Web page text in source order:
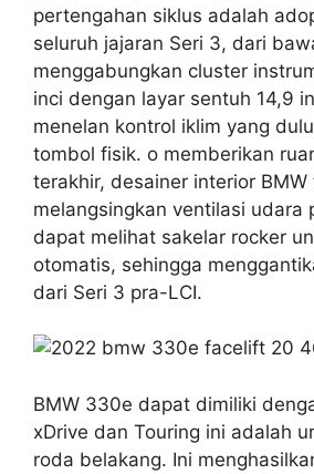
pertengahan siklus adalah
seluruh jajaran Seri 3, dari
menggabungkan cluster
inci dengan layar sentuh 14,9
menelan kontrol iklim yang
tombol fisik. o memberikan
terakhir, desainer interior BMW
melangsingkan ventilasi udara
dapat melihat sakelar rocker
otomatis, sehingga
dari Seri 3 pra-LCI.
BMW 330e dapat dimiliki
xDrive dan Touring ini adalah
roda belakang. Ini